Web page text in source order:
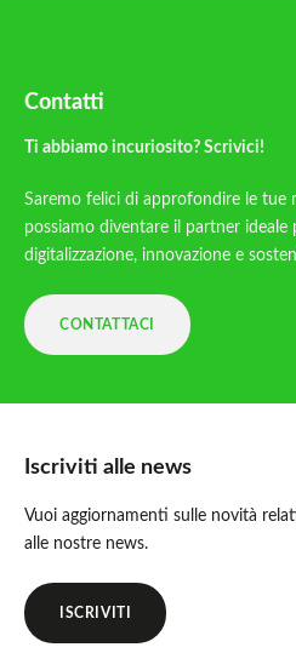
Contatti
Ti abbiamo incuriosito? Scrivici!
Saremo felici di approfondire le tue
possiamo diventare il partner ideale
digitalizzazione, innovazione e
CONTATTACI
Iscriviti alle news
Vuoi aggiornamenti sulle novità
alle nostre news.
ISCRIVITI